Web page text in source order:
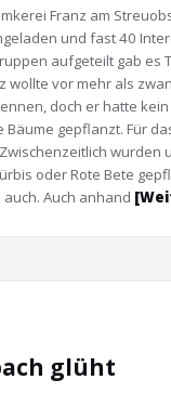
Franz am
und fast 40
aufgeteilt gab es
wollte vor mehr als
doch er hatte kein
gepflanzt. Für
wurden
oder Rote Bete
Auch anhand
glüht